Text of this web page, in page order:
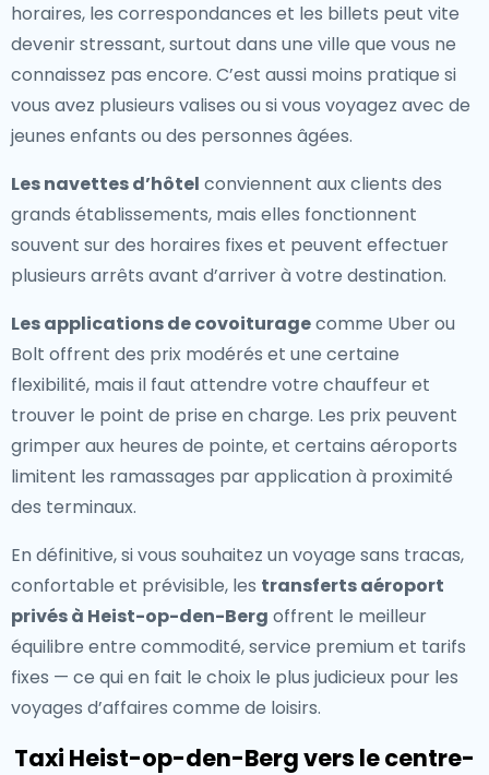
horaires, les correspondances et les billets peut vite
devenir stressant, surtout dans une ville que vous ne
connaissez pas encore. C’est aussi moins pratique si
vous avez plusieurs valises ou si vous voyagez avec de
jeunes enfants ou des personnes âgées.
Les navettes d’hôtel conviennent aux clients des
grands établissements, mais elles fonctionnent
souvent sur des horaires fixes et peuvent effectuer
plusieurs arrêts avant d’arriver à votre destination.
Les applications de covoituragecomme Uber ou
Bolt offrent des prix modérés et une certaine
flexibilité, mais il faut attendre votre chauffeur et
trouver le point de prise en charge. Les prix peuvent
grimper aux heures de pointe, et certains aéroports
limitent les ramassages par application à proximité
des terminaux.
En définitive, si vous souhaitez un voyage sans tracas,
confortable et prévisible, les transferts aéroport
privés à Heist-op-den-Berg offrent le meilleur
équilibre entre commodité, service premium et tarifs
fixes — ce qui en fait le choix le plus judicieux pour les
voyages d’affaires comme de loisirs.
Taxi Heist-op-den-Berg vers le centre-